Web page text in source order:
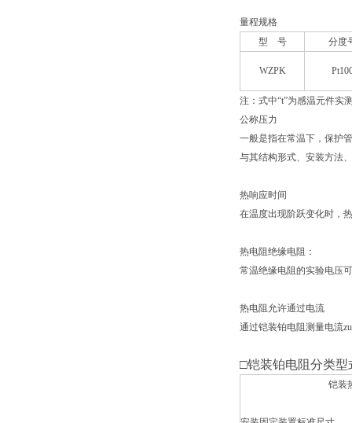
量程规格
型 号
分度
WZPK
注：式中“t”为感温元件实
公称压力
一般是指在常温下，保护
与其结构形式、安装方法
热响应时间
在温度出现阶跃变化时，
热电阻绝缘电阻：
常温绝缘电阻的实验电压
热电阻允许通过电流
通过铠装铂电阻测量电流
□铠装铂电阻分类型
铠装